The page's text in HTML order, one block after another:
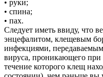
• руки;
• спина;
• пах.
Следует иметь ввиду, что
энцефалитом, клещевым
инфекциями,
вируса, проникающего при
течение которого клещ